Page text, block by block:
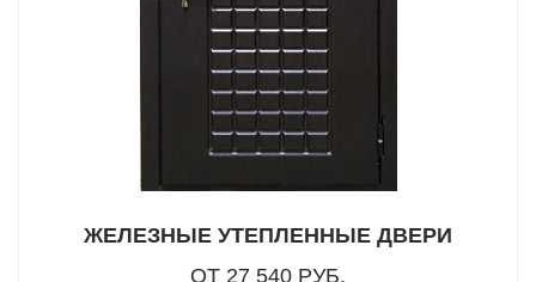
ЖЕЛЕЗНЫЕ УТЕПЛЕННЫЕ ДВЕРИ
ОТ 27 540 РУБ.